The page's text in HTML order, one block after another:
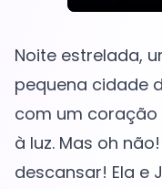
Noite estrelada,
pequena cidade
com um coração
à luz. Mas oh
descansar! Ela e